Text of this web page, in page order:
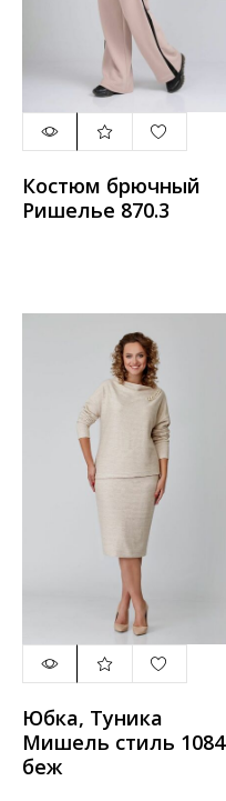
Костюм брючный
Ришелье 870.3
Юбка, Туника
Мишель стиль 1084
беж